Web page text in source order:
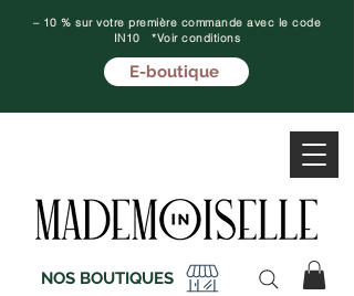
– 10 % sur votre première commande avec le code
IN10 *Voir conditions
E-boutique
NOS BOUTIQUES